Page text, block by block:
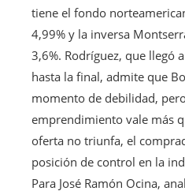
tiene el fondo
4,99% y la inversa
3,6%. Rodríguez, que llegó
hasta la final, admite que
momento de debilidad,
emprendimiento vale más
oferta no triunfa, el
posición de control en la
Para José Ramón Ocina,